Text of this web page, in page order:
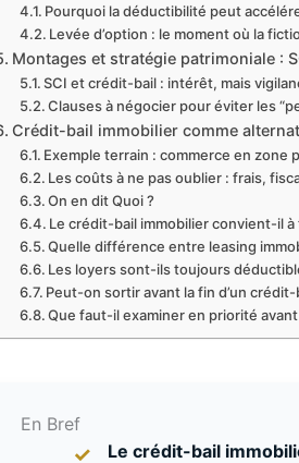
Pourquoi la déductibilité peut
Levée d’option : le moment où la
Montages et stratégie patrimoniale :
SCI et crédit-bail : intérêt, mais
Clauses à négocier pour éviter les
Crédit-bail immobilier comme
Exemple terrain : commerce en zone
Les coûts à ne pas oublier : frais,
On en dit Quoi ?
Le crédit-bail immobilier convient-il
Quelle différence entre leasing
Les loyers sont-ils toujours
Peut-on sortir avant la fin d’un crédit-
Que faut-il examiner en priorité
En Bref
Le crédit-bail